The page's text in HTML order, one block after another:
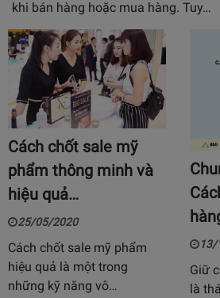
khi bán hàng hoặc mua hàng. Tuy…
Cách chốt sale mỹ
phẩm thông minh và
hiệu quả…
25/05/2020
Cách chốt sale mỹ phẩm
hiệu quả là một trong
những kỹ năng vô…
13/
Giữ
là